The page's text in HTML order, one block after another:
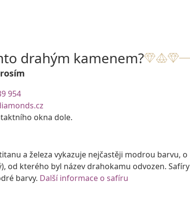
drahým kamenem?
954
okna dole.
a železa vykazuje nejčastěji modrou barvu, o
od kterého byl název drahokamu odvozen. Safíry
barvy. Další informace o safíru